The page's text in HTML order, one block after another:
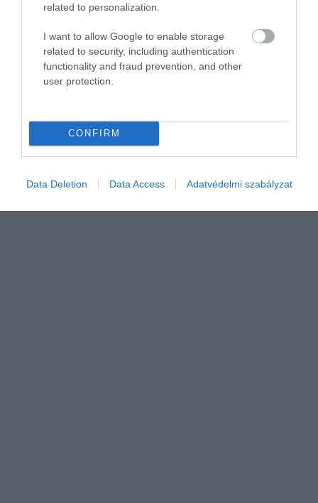
related to personalization.
I want to allow Google to enable storage
related to security, including authentication
functionality and fraud prevention, and other
user protection.
CONFIRM
Data Deletion Data Access Adatvédelmi szabályzat
nem tudjuk az utat, egyszerűen
elővesszük a telefonunkat, és követjük a
eközben észrevétlenól felülírjuk a velünk
2026. JANUÁR 27. ● HAMU ÉS GYÉMÁNT
hasznos, csak épp teljesen…
HAMU ÉS GYÉMÁNT